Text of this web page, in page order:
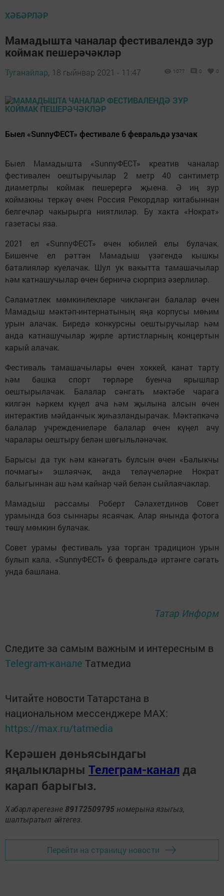
ХӘБӘРЛӘР
Мамадышта чаналар фестивалендә зур
коймак пешерәчәкләр
Туганайлар, 18 гыйнвар 2021 - 11:47 1077 0 0
Быел «SunnyФЕСТ» фестивале 6 февральдә узачак
Быел Мамадышта «SunnуФЕСТ» креатив чаналар
фестивален оештыручылар 2 метр 40 сантиметр
диаметрлы коймак пешерергә җыена. Ә иң зур
коймакны теркәү өчен Россия Рекордлар китабыннан
белгечләр чакырырга ниятлиләр. Бу хакта «Нократ»
газетасы яза.
2021 ел «SunnуФЕСТ» өчен юбилей елы булачак.
Бишенче ел рәттән Мамадыш үзәгендә кышкы
баталияләр куелачак. Шул ук вакытта тамашачылар
һәм катнашучылар өчен берничә сюрприз әзерлиләр.
Сәламәтлек мөмкинлекләре чикләнгән балалар өчен
Мамадыш мәктәп-интернатының яңа корпусы мөһим
урын алачак. Биредә конкурсны оештыручылар һәм
анда катнашучылар җирле артистларның концертын
карый алачак.
Фестиваль тамашачылары өчен хоккей, канат тарту
һәм башка спорт төрләре буенча ярышлар
оештырылачак. Балалар сәнгать мәктәбе чарага
килгән һәркем күңел ача һәм җылына алсын өчен
интерактив мәйданчык җиһазландырачак. Мәктәпкәчә
балалар учреждениеләре балалар өчен күңел ачу
чаралары оештыру белән шөгыльләнәчәк.
Барысы да тук һәм канәгать булсын өчен «Балыкчы
почмагы» эшләячәк, анда теләүчеләрне Нократ
балыгыннан аш һәм кайнар чәй белән сыйлаячаклар.
Мамадыш рәссамы Роберт Сәлахетдинов Совет
урамында боз сыннары ясаячак. Алар янында фотога
төшү мөмкин булачак.
Совет урамы фестиваль уза торган традицион урын
булып кала. «SunnуФЕСТ» 6 февральдә иртәнге сәгать
унда башлана.
Татар Информ
Следите за самым важным и интересным в
Telegram-канале Татмедиа
Читайте новости Татарстана в
национальном мессенджере MАХ:
https://max.ru/tatmedia
Керәшен дөньясындагы
яңалыкларны Телеграм-канал да
карап барыгыз.
Хәбәрләрегезне 89172509795 номерына языгыз,
шалтыратып әйтегез.
Перейти на страницу новости